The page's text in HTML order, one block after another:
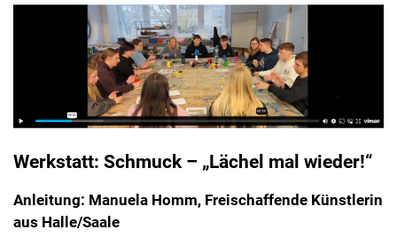
Werkstatt: Schmuck – „Lächel mal wieder!“
Anleitung: Manuela Homm, Freischaffende Künstlerin
aus Halle/Saale